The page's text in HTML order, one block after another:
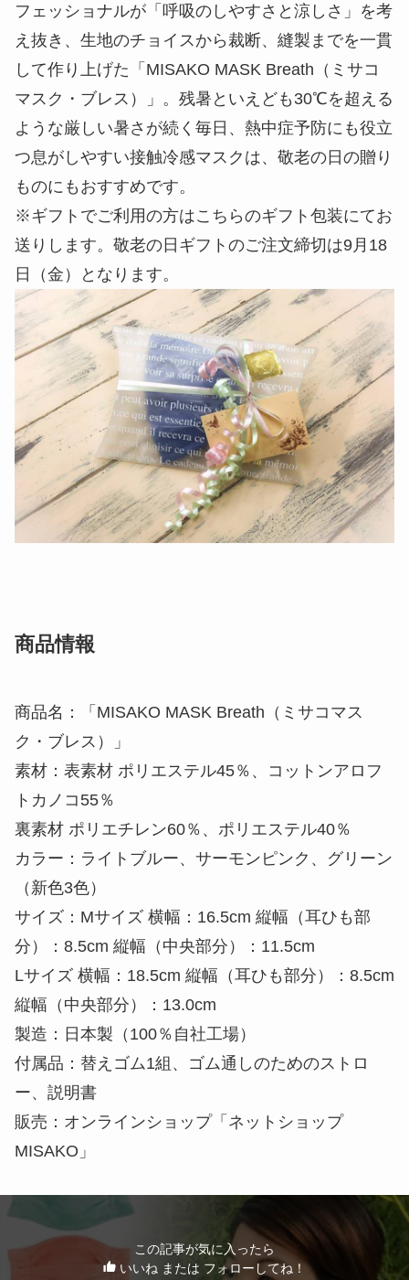
フェッショナルが「呼吸のしやすさと涼しさ」を考
え抜き、生地のチョイスから裁断、縫製までを一貫
して作り上げた「MISAKO MASK Breath（ミサコ
マスク・ブレス）」。残暑といえども30℃を超える
ような厳しい暑さが続く毎日、熱中症予防にも役立
つ息がしやすい接触冷感マスクは、敬老の日の贈り
ものにもおすすめです。
※ギフトでご利用の方はこちらのギフト包装にてお
送りします。敬老の日ギフトのご注文締切は9月18
日（金）となります。
商品情報
商品名：「MISAKO MASK Breath（ミサコマス
ク・ブレス）」
素材：表素材 ポリエステル45％、コットンアロフ
トカノコ55％
裏素材 ポリエチレン60％、ポリエステル40％
カラー：ライトブルー、サーモンピンク、グリーン
（新色3色）
サイズ：Mサイズ 横幅：16.5cm 縦幅（耳ひも部
分）：8.5cm 縦幅（中央部分）：11.5cm
Lサイズ 横幅：18.5cm 縦幅（耳ひも部分）：8.5cm
縦幅（中央部分）：13.0cm
製造：日本製（100％自社工場）
付属品：替えゴム1組、ゴム通しのためのストロ
ー、説明書
販売：オンラインショップ「ネットショップ
MISAKO」
この記事が気に入ったら
いいね または フォローしてね！